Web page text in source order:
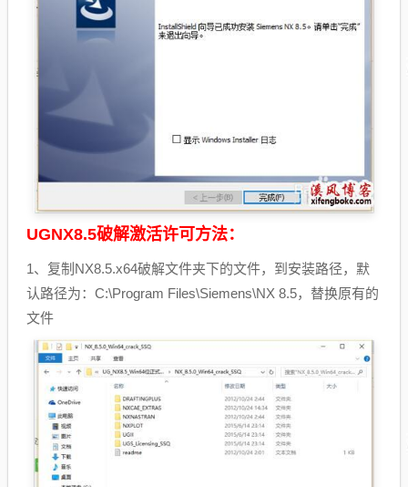
UGNX8.5破解激活许可方法：
1、复制NX8.5.x64破解文件夹下的文件，到安装路径，默
认路径为：C:\Program Files\Siemens\NX 8.5，替换原有的
文件